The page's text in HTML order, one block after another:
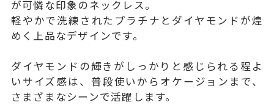
が可憐な印象のネックレス。
軽やかで洗練されたプラチナとダイヤモンドが煌
めく上品なデザインです。
ダイヤモンドの輝きがしっかりと感じられる程よ
いサイズ感は、普段使いからオケージョンまで、
さまざまなシーンで活躍します。